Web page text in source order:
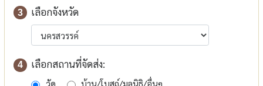
3 เลือกจังหวัด
4 เลือกสถานที่จัดส่ง:
วัด
บ้าน/โบสถ์/มูลนิธิ/อื่นๆ